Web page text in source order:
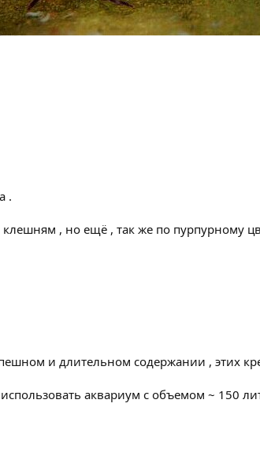
.
, но ещё , так же по пурпурному
и длительном содержании , этих
аквариум с объемом ~ 150